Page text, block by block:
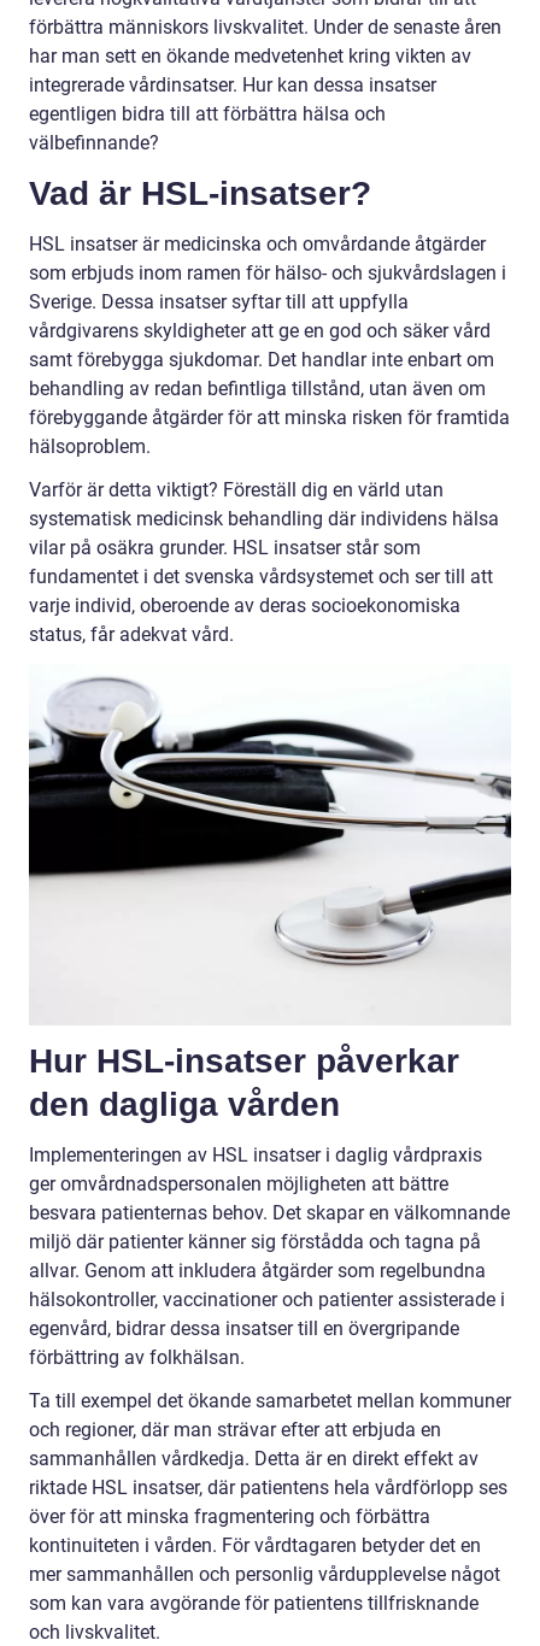
förbättra människors livskvalitet. Under de senaste åren
har man sett en ökande medvetenhet kring vikten av
integrerade vårdinsatser. Hur kan dessa insatser
egentligen bidra till att förbättra hälsa och
välbefinnande?
Vad är HSL-insatser?
HSL insatser är medicinska och omvårdande åtgärder
som erbjuds inom ramen för hälso- och sjukvårdslagen i
Sverige. Dessa insatser syftar till att uppfylla
vårdgivarens skyldigheter att ge en god och säker vård
samt förebygga sjukdomar. Det handlar inte enbart om
behandling av redan befintliga tillstånd, utan även om
förebyggande åtgärder för att minska risken för framtida
hälsoproblem.
Varför är detta viktigt? Föreställ dig en värld utan
systematisk medicinsk behandling där individens hälsa
vilar på osäkra grunder. HSL insatser står som
fundamentet i det svenska vårdsystemet och ser till att
varje individ, oberoende av deras socioekonomiska
status, får adekvat vård.
Hur HSL-insatser påverkar
den dagliga vården
Implementeringen av HSL insatser i daglig vårdpraxis
ger omvårdnadspersonalen möjligheten att bättre
besvara patienternas behov. Det skapar en välkomnande
miljö där patienter känner sig förstådda och tagna på
allvar. Genom att inkludera åtgärder som regelbundna
hälsokontroller, vaccinationer och patienter assisterade i
egenvård, bidrar dessa insatser till en övergripande
förbättring av folkhälsan.
Ta till exempel det ökande samarbetet mellan kommuner
och regioner, där man strävar efter att erbjuda en
sammanhållen vårdkedja. Detta är en direkt effekt av
riktade HSL insatser, där patientens hela vårdförlopp ses
över för att minska fragmentering och förbättra
kontinuiteten i vården. För vårdtagaren betyder det en
mer sammanhållen och personlig vårdupplevelse något
som kan vara avgörande för patientens tillfrisknande
och livskvalitet.